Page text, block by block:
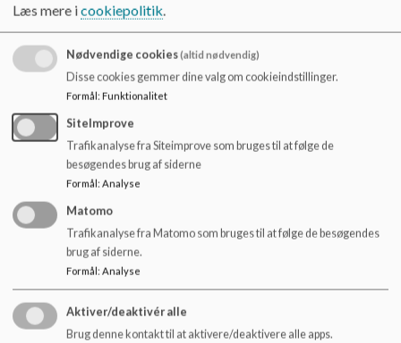
Mobil nr.: 20 41 65 90
E-mail:jeho@viborg.dk
Indskolingsleder, SFO-leder og Klub leder
Pernille Spåbæk Frank
Mobil nr.: 51 49 08 81
E-mail:psf@viborg.dk
Administrativ medarbejder
Barbara Delgado Jørgensen
Mobil nr.: 20 28 11 07
E-mail: baj@viborg.dk
Læs mere icookiepolitik.
Nødvendige cookies(altid nødvendig)
Disse cookies gemmer dine valg om cookieindstillinger.
Formål: Funktionalitet
SiteImprove
Trafikanalyse fra Siteimprove som bruges til at følge de
besøgendes brug af siderne
Formål: Analyse
Matomo
Trafikanalyse fra Matomo som bruges til at følge de besøgendes
brug af siderne.
Formål: Analyse
Aktiver/deaktivér alle
Brug denne kontakt til at aktivere/deaktivere alle apps.